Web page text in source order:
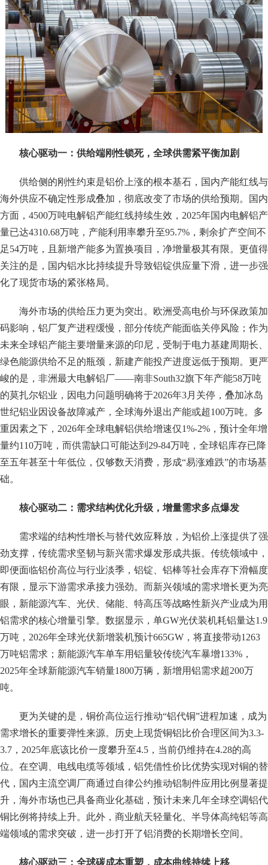
核心驱动一：供给端刚性锁死，全球供需紧平衡加剧
供给侧的刚性约束是铝价上涨的根本基石，国内产能红线与
海外供应不确定性形成叠加，彻底改变了市场的供给预期。国内
方面，4500万吨电解铝产能红线持续生效，2025年国内电解铝产
量已达4310.68万吨，产能利用率攀升至95.7%，剩余扩产空间不
足54万吨，且新增产能多为置换项目，净增量极其有限。更值得
关注的是，国内铝水比持续提升导致铝锭供应量下滑，进一步强
化了现货市场的紧张格局。
海外市场的供给压力更为突出。欧洲受高电价与环保政策加
码影响，铝厂复产进程缓慢，部分传统产能面临关停风险；作为
未来全球铝产能主要增量来源的印尼，受制于电力基建周期长、
绿色能源供给不足的瓶颈，新建产能投产进度远低于预期。更严
峻的是，非洲最大电解铝厂——南非South32旗下年产能58万吨
的莫扎尔铝业，因电力问题明确将于2026年3月关停，叠加冰岛
世纪铝业因设备故障减产，全球海外退出产能或超100万吨。多
重因素之下，2026年全球电解铝供给增速仅1%-2%，预计全年增
量约110万吨，而供需缺口可能达到29-84万吨，全球铝库存已降
至五年甚至十年低位，仅够数天消费，形成“易涨难跌”的市场基
础。
核心驱动二：需求结构优化升级，增量需求多点爆发
需求端的结构性增长与替代效应释放，为铝价上涨提供了强
劲支撑，传统需求坚韧与新兴需求爆发形成共振。传统领域中，
即便面临铝价高位与行业淡季，铝锭、铝棒等社会库存下滑幅度
有限，显示下游需求承接力强劲。而新兴领域的需求增长更为亮
眼，新能源汽车、光伏、储能、特高压等战略性新兴产业成为用
铝需求的核心增量引擎。数据显示，单GW光伏装机耗铝量达1.9
万吨，2026年全球光伏新增装机预计665GW，将直接带动1263
万吨铝需求；新能源汽车单车用铝量较传统汽车暴增133%，
2025年全球新能源汽车销量1800万辆，新增用铝需求超200万
吨。
更为关键的是，铜价高位运行推动“铝代铜”进程加速，成为
需求增长的重要弹性来源。历史上现货铜铝比价合理区间为3.3-
3.7，2025年底该比价一度攀升至4.5，当前仍维持在4.28的高
位。在空调、电线电缆等领域，铝凭借性价比优势实现对铜的替
代，国内主流空调厂商通过自律公约推动铝制件应用比例显著提
升，海外市场也已具备商业化基础，预计未来几年全球空调铝代
铜比例将持续上升。此外，商业航天轻量化、半导体高纯铝等高
端领域的需求突破，进一步打开了铝消费的长期增长空间。
核心驱动三：全球碳成本重塑，成本曲线持续上移